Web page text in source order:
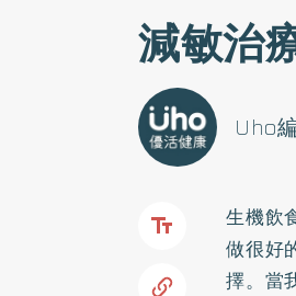
減敏治
Uho
生機飲
做很好
擇。當